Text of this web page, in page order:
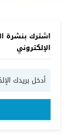
اشترك بنشرة
الإلكتروني